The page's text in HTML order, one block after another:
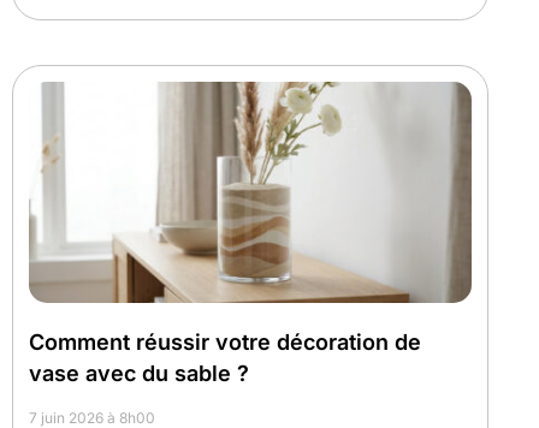
Comment réussir votre décoration de
vase avec du sable ?
7 juin 2026 à 8h00